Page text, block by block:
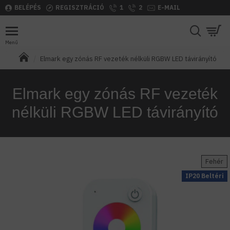
BELÉPÉS REGISZTRÁCIÓ 1 2 E-MAIL
Elmark egy zónás RF vezeték nélküli RGBW LED távirányító
Elmark egy zónás RF vezeték
nélküli RGBW LED távirányító
IP20 Beltéri
Fehér